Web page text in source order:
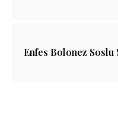
Enfes Bolonez